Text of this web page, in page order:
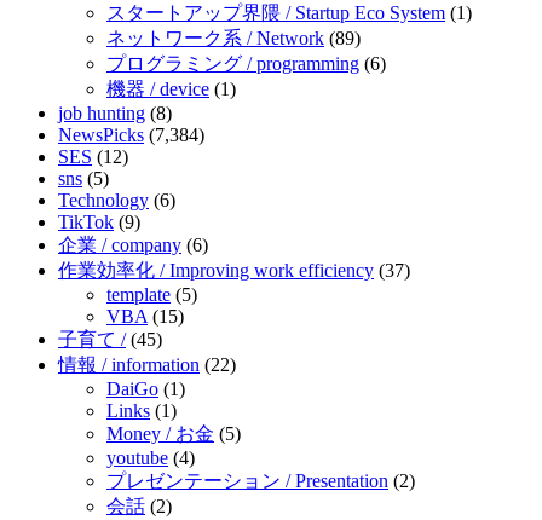
スタートアップ界隈 / Startup Eco System (1)
ネットワーク系 / Network (89)
プログラミング / programming (6)
機器 / device (1)
job hunting (8)
NewsPicks (7,384)
SES (12)
sns (5)
Technology (6)
TikTok (9)
企業 / company (6)
作業効率化 / Improving work efficiency (37)
template (5)
VBA (15)
子育て /(45)
情報 / information (22)
DaiGo (1)
Links (1)
Money / お金 (5)
youtube (4)
プレゼンテーション / Presentation (2)
会話 (2)